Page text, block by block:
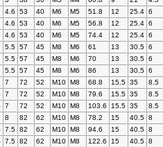
4.6 53 40 M6 M5 51.8 12 25.4 6
4.6 53 40 M6 M5 56.8 12 25.4 6
4.6 53 40 M6 M5 74.4 12 25.4 6
5.5 57 45 M8 M6 61 13 30.5 6
5.5 57 45 M8 M6 70 13 30.5 6
5.5 57 45 M8 M6 86 13 30.5 6
7 72 52 M10 M8 68.8 15.5 35
8.5
7 72 52 M10 M8 79.6 15.5 35
8.5
7 72 52 M10 M8 103.6 15.5 35
8.5
8 82 62 M10 M8 78.2 15 40.5 8
7.5 82 62 M10 M8 94.6 15 40.5 8
7.5 82 62 M10 M8 122.6 15 40.5 8